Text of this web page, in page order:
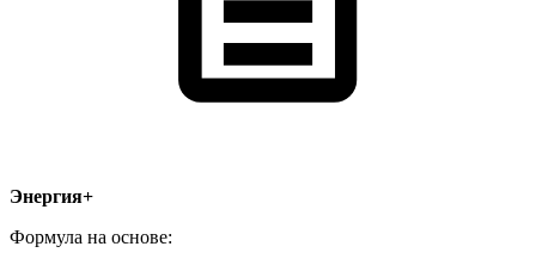
Энергия+
Формула на основе: